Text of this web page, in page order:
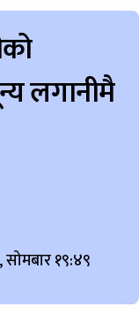
लगानीमै
सोमबार १९:४९